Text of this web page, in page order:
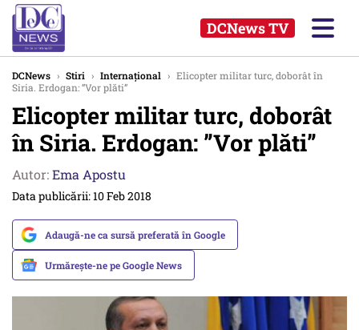
DCNews TV
DCNews › Stiri › Internațional › Elicopter militar turc, doborât în
Siria. Erdogan: ”Vor plăti”
Elicopter militar turc, doborât
în Siria. Erdogan: ”Vor plăti”
Autor:Ema Apostu
Data publicării: 10 Feb 2018
Adaugă-ne ca sursă preferată în Google
Urmărește-ne pe Google News